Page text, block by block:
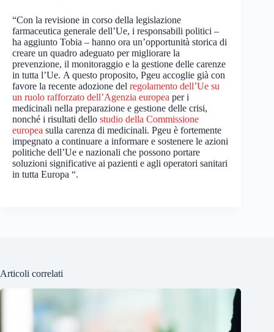
“Con la revisione in corso della legislazione
farmaceutica generale dell’Ue, i responsabili politici –
ha aggiunto Tobia – hanno ora un’opportunità storica di
creare un quadro adeguato per migliorare la
prevenzione, il monitoraggio e la gestione delle carenze
in tutta l’Ue. A questo proposito, Pgeu accoglie già con
favore la recente adozione del regolamento dell’Ue su
un ruolo rafforzato dell’Agenzia europea per i
medicinali nella preparazione e gestione delle crisi,
nonché i risultati dello studio della Commissione
europea sulla carenza di medicinali. Pgeu è fortemente
impegnato a continuare a informare e sostenere le azioni
politiche dell’Ue e nazionali che possono portare
soluzioni significative ai pazienti e agli operatori sanitari
in tutta Europa “.
Articoli correlati